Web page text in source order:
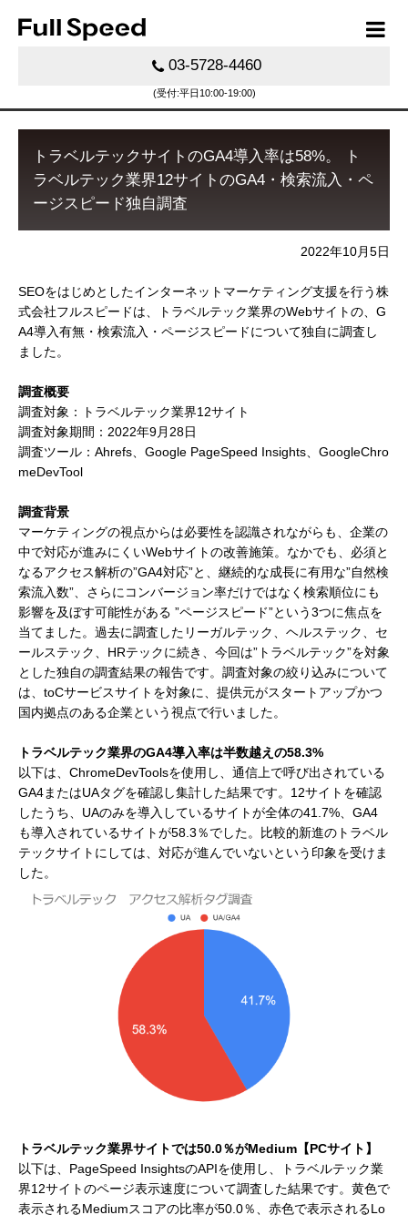
03-5728-4460
(受付:平日10:00-19:00)
トラベルテックサイトのGA4導入率は58%。 ト
ラベルテック業界12サイトのGA4・検索流入・ペ
ージスピード独自調査
2022年10月5日
SEOをはじめとしたインターネットマーケティング支援を行う株
式会社フルスピードは、トラベルテック業界のWebサイトの、G
A4導入有無・検索流入・ページスピードについて独自に調査し
ました。
調査概要
調査対象：トラベルテック業界12サイト
調査対象期間：2022年9月28日
調査ツール：Ahrefs、Google PageSpeed Insights、GoogleChro
meDevTool
調査背景
マーケティングの視点からは必要性を認識されながらも、企業の
中で対応が進みにくいWebサイトの改善施策。なかでも、必須と
なるアクセス解析の”GA4対応”と、継続的な成長に有用な”自然検
索流入数”、さらにコンバージョン率だけではなく検索順位にも
影響を及ぼす可能性がある ”ページスピード”という3つに焦点を
当てました。過去に調査したリーガルテック、ヘルステック、セ
ールステック、HRテックに続き、今回は”トラベルテック”を対象
とした独自の調査結果の報告です。調査対象の絞り込みについて
は、toCサービスサイトを対象に、提供元がスタートアップかつ
国内拠点のある企業という視点で行いました。
トラベルテック業界のGA4導入率は半数越えの58.3%
以下は、ChromeDevToolsを使用し、通信上で呼び出されている
GA4またはUAタグを確認し集計した結果です。12サイトを確認
したうち、UAのみを導入しているサイトが全体の41.7%、GA4
も導入されているサイトが58.3％でした。比較的新進のトラベル
テックサイトにしては、対応が進んでいないという印象を受けま
した。
トラベルテック業界サイトでは50.0％がMedium【PCサイト】
以下は、PageSpeed InsightsのAPIを使用し、トラベルテック業
界12サイトのページ表示速度について調査した結果です。黄色で
表示されるMediumスコアの比率が50.0％、赤色で表示されるLo